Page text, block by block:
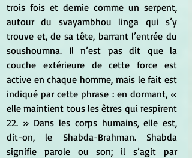
trois fois et demie comme un serpent,
autour du svayambhou linga qui s’y
trouve et, de sa tête, barrant l’entrée du
soushoumna. Il n’est pas dit que la
couche extérieure de cette force est
active en chaque homme, mais le fait est
indiqué par cette phrase : en dormant, «
elle maintient tous les êtres qui respirent
22. » Dans les corps humains, elle est,
dit-on, le Shabda-Brahman. Shabda
signifie parole ou son; il s’agit par